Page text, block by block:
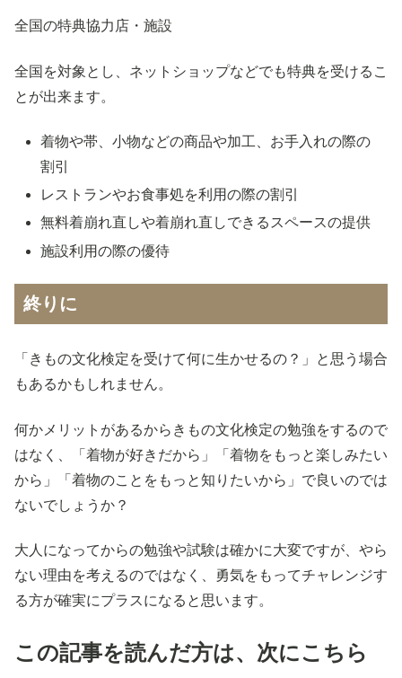
全国の特典協力店・施設
全国を対象とし、ネットショップなどでも特典を受けるこ
とが出来ます。
着物や帯、小物などの商品や加工、お手入れの際の
割引
レストランやお食事処を利用の際の割引
無料着崩れ直しや着崩れ直しできるスペースの提供
施設利用の際の優待
終りに
「きもの文化検定を受けて何に生かせるの？」と思う場合
もあるかもしれません。
何かメリットがあるからきもの文化検定の勉強をするので
はなく、「着物が好きだから」「着物をもっと楽しみたい
から」「着物のことをもっと知りたいから」で良いのでは
ないでしょうか？
大人になってからの勉強や試験は確かに大変ですが、やら
ない理由を考えるのではなく、勇気をもってチャレンジす
る方が確実にプラスになると思います。
この記事を読んだ方は、次にこちら